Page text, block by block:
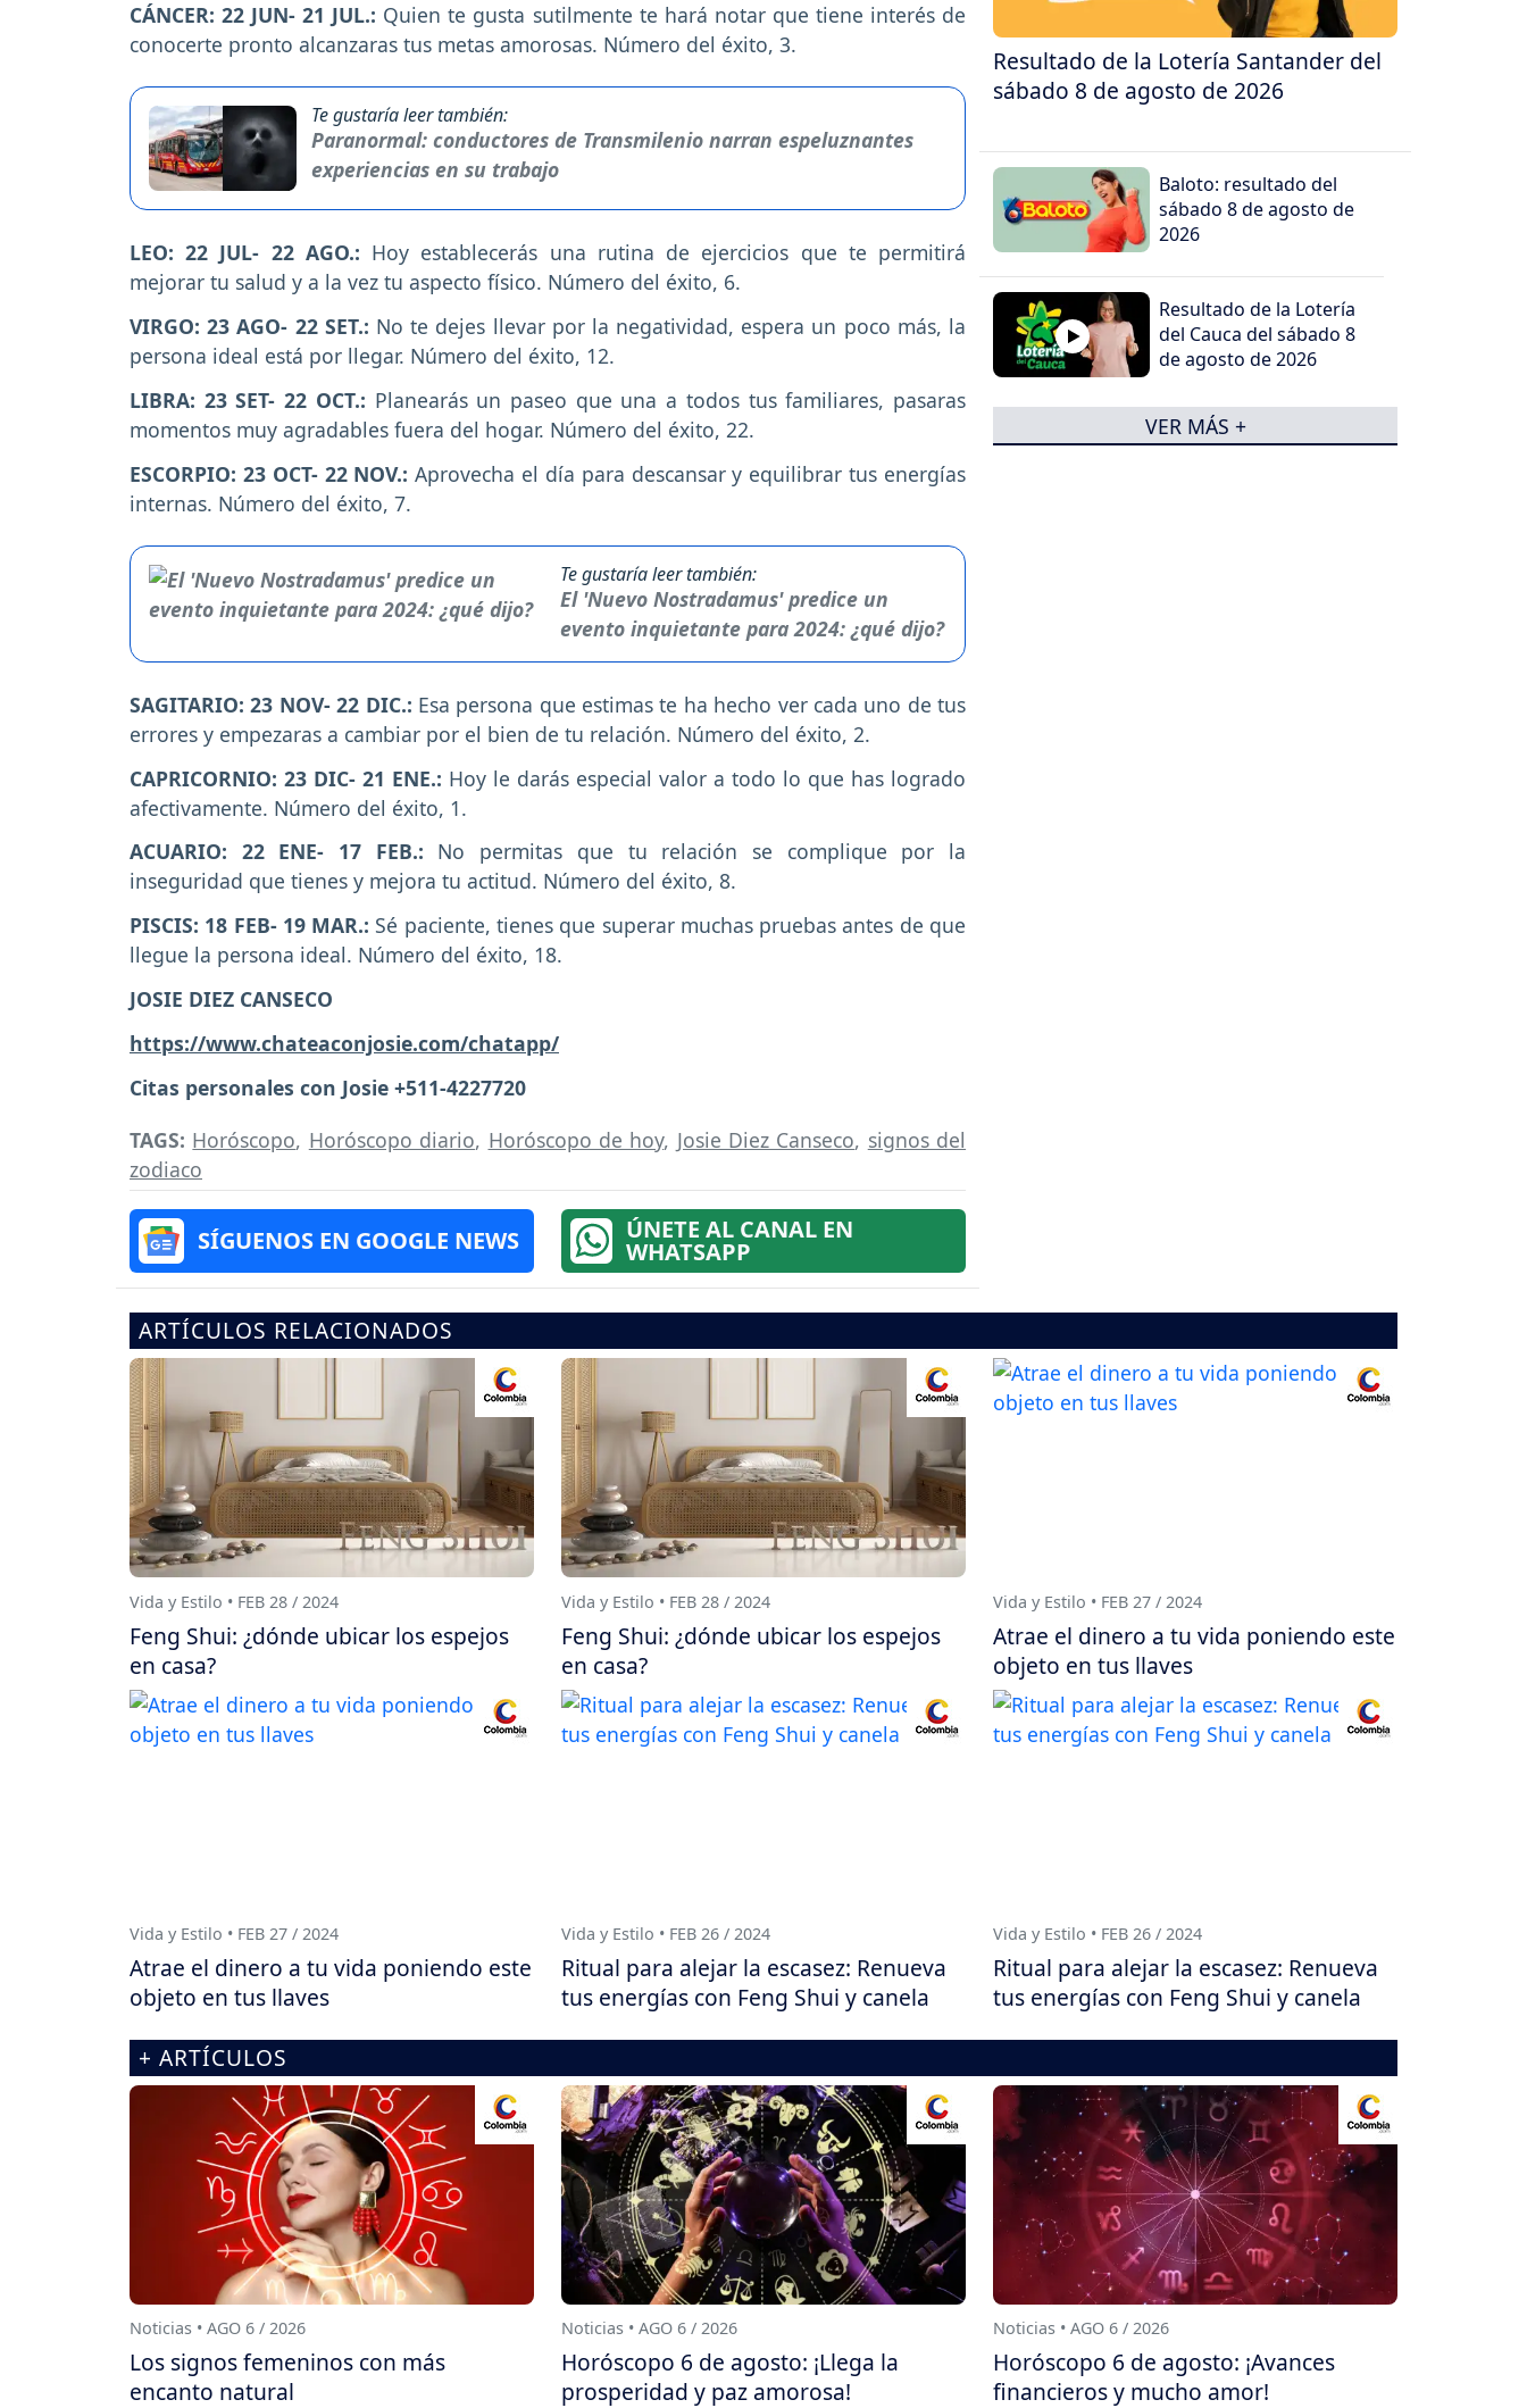
CÁNCER: 22 JUN- 21 JUL.: Quien te gusta sutilmente te hará notar que tiene interés de
conocerte pronto alcanzaras tus metas amorosas. Número del éxito, 3.
Te gustaría leer también:
Paranormal: conductores de Transmilenio narran espeluznantes
experiencias en su trabajo
LEO: 22 JUL- 22 AGO.: Hoy establecerás una rutina de ejercicios que te permitirá
mejorar tu salud y a la vez tu aspecto físico. Número del éxito, 6.
VIRGO: 23 AGO- 22 SET.: No te dejes llevar por la negatividad, espera un poco más, la
persona ideal está por llegar. Número del éxito, 12.
LIBRA: 23 SET- 22 OCT.: Planearás un paseo que una a todos tus familiares, pasaras
momentos muy agradables fuera del hogar. Número del éxito, 22.
ESCORPIO: 23 OCT- 22 NOV.:Aprovecha el día para descansar y equilibrar tus energías
internas. Número del éxito, 7.
Te gustaría leer también:
El 'Nuevo Nostradamus' predice un
evento inquietante para 2024: ¿qué dijo?
SAGITARIO: 23 NOV- 22 DIC.: Esa persona que estimas te ha hecho ver cada uno de tus
errores y empezaras a cambiar por el bien de tu relación. Número del éxito, 2.
CAPRICORNIO: 23 DIC- 21 ENE.: Hoy le darás especial valor a todo lo que has logrado
afectivamente. Número del éxito, 1.
ACUARIO: 22 ENE- 17 FEB.: No permitas que tu relación se complique por la
inseguridad que tienes y mejora tu actitud. Número del éxito, 8.
PISCIS: 18 FEB- 19 MAR.: Sé paciente, tienes que superar muchas pruebas antes de que
llegue la persona ideal. Número del éxito, 18.
JOSIE DIEZ CANSECO
https://www.chateaconjosie.com/chatapp/
Citas personales con Josie +511-4227720
TAGS: Horóscopo, Horóscopo diario, Horóscopo de hoy, Josie Diez Canseco, signos del
zodiaco
SÍGUENOS EN GOOGLE NEWS ÚNETE AL CANAL EN
WHATSAPP
Resultado de la Lotería Santander del
sábado 8 de agosto de 2026
Baloto: resultado del
sábado 8 de agosto de
2026
Resultado de la Lotería
del Cauca del sábado 8
de agosto de 2026
VER MÁS +
ARTÍCULOS RELACIONADOS
Vida y Estilo • FEB 28 / 2024
Feng Shui: ¿dónde ubicar los espejos
en casa?
Vida y Estilo • FEB 28 / 2024
Feng Shui: ¿dónde ubicar los espejos
en casa?
Vida y Estilo • FEB 27 / 2024
Atrae el dinero a tu vida poniendo este
objeto en tus llaves
Vida y Estilo • FEB 27 / 2024
Atrae el dinero a tu vida poniendo este
objeto en tus llaves
Vida y Estilo • FEB 26 / 2024
Ritual para alejar la escasez: Renueva
tus energías con Feng Shui y canela
Vida y Estilo • FEB 26 / 2024
Ritual para alejar la escasez: Renueva
tus energías con Feng Shui y canela
+ ARTÍCULOS
Noticias • AGO 6 / 2026
Los signos femeninos con más
encanto natural
Noticias • AGO 6 / 2026
Horóscopo 6 de agosto: ¡Llega la
prosperidad y paz amorosa!
Noticias • AGO 6 / 2026
Horóscopo 6 de agosto: ¡Avances
financieros y mucho amor!